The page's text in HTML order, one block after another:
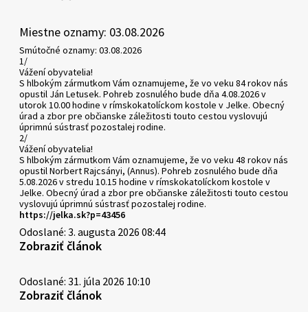
Miestne oznamy: 03.08.2026
Smútočné oznamy: 03.08.2026
1/
Vážení obyvatelia!
S hlbokým zármutkom Vám oznamujeme, že vo veku 84 rokov nás
opustil Ján Letusek. Pohreb zosnulého bude dňa 4.08.2026 v
utorok 10.00 hodine v rímskokatolíckom kostole v Jelke. Obecný
úrad a zbor pre občianske záležitosti touto cestou vyslovujú
úprimnú sústrasť pozostalej rodine.
2/
Vážení obyvatelia!
S hlbokým zármutkom Vám oznamujeme, že vo veku 48 rokov nás
opustil Norbert Rajcsányi, (Annus). Pohreb zosnulého bude dňa
5.08.2026 v stredu 10.15 hodine v rímskokatolíckom kostole v
Jelke. Obecný úrad a zbor pre občianske záležitosti touto cestou
vyslovujú úprimnú sústrasť pozostalej rodine.
https://jelka.sk?p=43456
Odoslané: 3. augusta 2026 08:44
Zobraziť článok
Odoslané: 31. júla 2026 10:10
Zobraziť článok